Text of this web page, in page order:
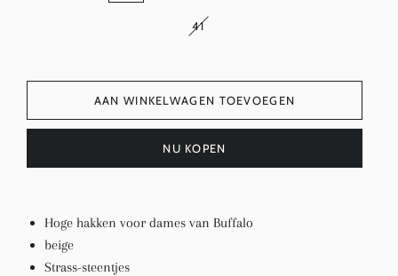
41
AAN WINKELWAGEN TOEVOEGEN
NU KOPEN
Hoge hakken voor dames van Buffalo
beige
Strass-steentjes